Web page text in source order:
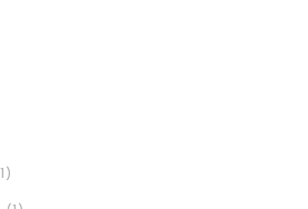
1